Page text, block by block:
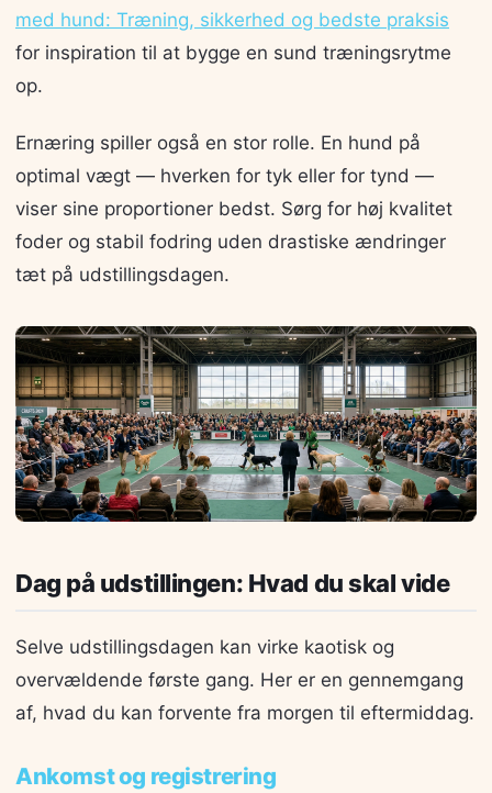
med hund: Træning, sikkerhed og bedste praksis
for inspiration til at bygge en sund træningsrytme
op.
Ernæring spiller også en stor rolle. En hund på
optimal vægt — hverken for tyk eller for tynd —
viser sine proportioner bedst. Sørg for høj kvalitet
foder og stabil fodring uden drastiske ændringer
tæt på udstillingsdagen.
Dag på udstillingen: Hvad du skal vide
Selve udstillingsdagen kan virke kaotisk og
overvældende første gang. Her er en gennemgang
af, hvad du kan forvente fra morgen til eftermiddag.
Ankomst og registrering